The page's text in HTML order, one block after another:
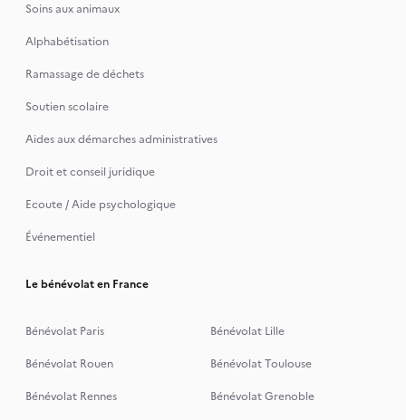
Soins aux animaux
Alphabétisation
Ramassage de déchets
Soutien scolaire
Aides aux démarches administratives
Droit et conseil juridique
Ecoute / Aide psychologique
Événementiel
Le bénévolat en France
Bénévolat Paris
Bénévolat Lille
Bénévolat Rouen
Bénévolat Toulouse
Bénévolat Rennes
Bénévolat Grenoble